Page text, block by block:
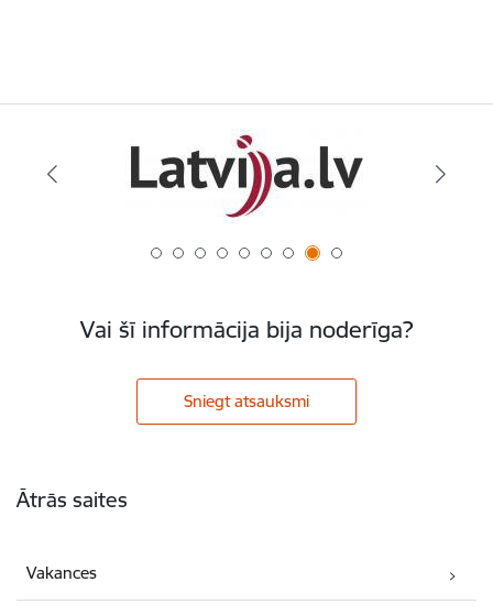
Vai šī informācija bija noderīga?
Sniegt atsauksmi
Ātrās saites
Vakances